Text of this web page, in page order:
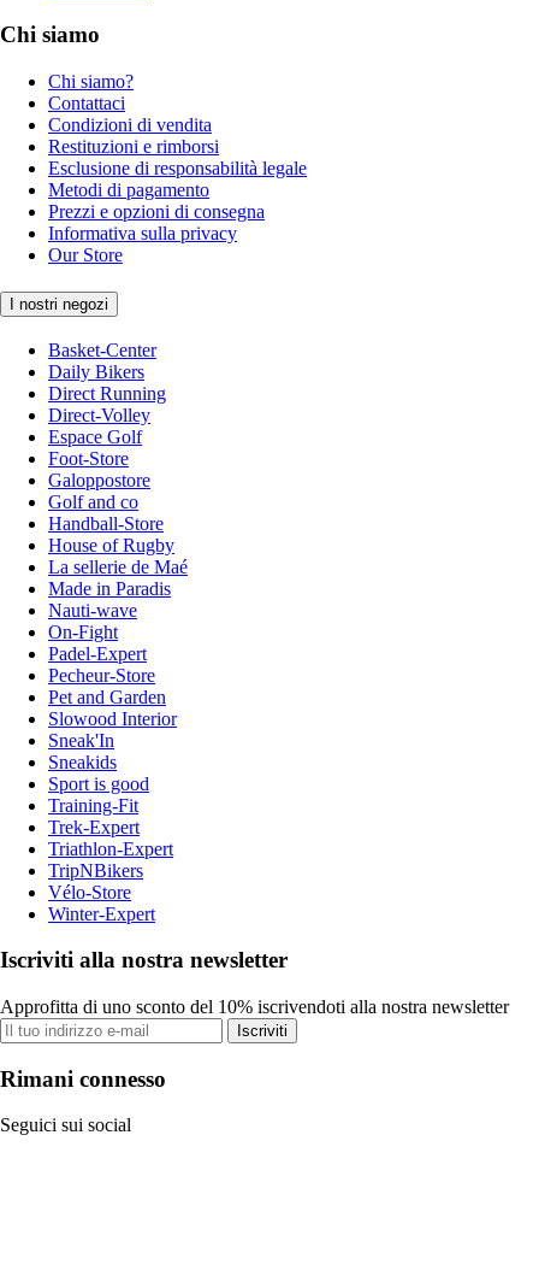
Chi siamo
Chi siamo?
Contattaci
Condizioni di vendita
Restituzioni e rimborsi
Esclusione di responsabilità legale
Metodi di pagamento
Prezzi e opzioni di consegna
Informativa sulla privacy
Our Store
I nostri negozi
Basket-Center
Daily Bikers
Direct Running
Direct-Volley
Espace Golf
Foot-Store
Galoppostore
Golf and co
Handball-Store
House of Rugby
La sellerie de Maé
Made in Paradis
Nauti-wave
On-Fight
Padel-Expert
Pecheur-Store
Pet and Garden
Slowood Interior
Sneak'In
Sneakids
Sport is good
Training-Fit
Trek-Expert
Triathlon-Expert
TripNBikers
Vélo-Store
Winter-Expert
Iscriviti alla nostra newsletter
Approfitta di uno sconto del 10% iscrivendoti alla nostra newsletter
Iscriviti
Rimani connesso
Seguici sui social